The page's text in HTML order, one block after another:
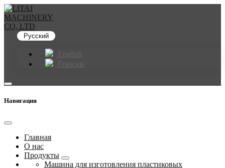
Русский
English
Français
Навигация
Главная
О нас
Продукты
Машина для изготовления пластиковых